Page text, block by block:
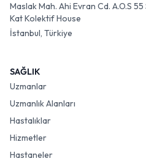
Maslak Mah. Ahi Evran Cd. A.O.S
Kat Kolektif House
İstanbul, Türkiye
SAĞLIK
Uzmanlar
Uzmanlık Alanları
Hastalıklar
Hizmetler
Hastaneler